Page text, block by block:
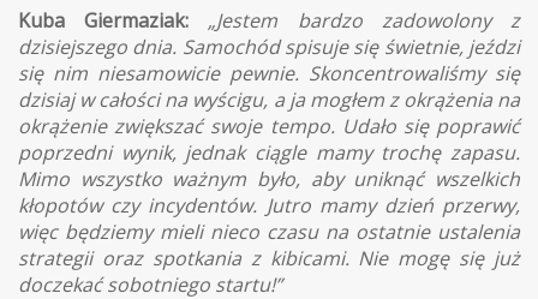
Kuba Giermaziak: „Jestem bardzo zadowolony z
dzisiejszego dnia. Samochód spisuje się świetnie, jeździ
się nim niesamowicie pewnie. Skoncentrowaliśmy się
dzisiaj w całości na wyścigu, a ja mogłem z okrążenia na
okrążenie zwiększać swoje tempo. Udało się poprawić
poprzedni wynik, jednak ciągle mamy trochę zapasu.
Mimo wszystko ważnym było, aby uniknąć wszelkich
kłopotów czy incydentów. Jutro mamy dzień przerwy,
więc będziemy mieli nieco czasu na ostatnie ustalenia
strategii oraz spotkania z kibicami. Nie mogę się już
doczekać sobotniego startu!”